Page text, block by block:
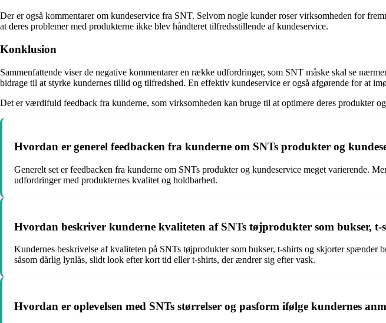
Der er også kommentarer om kundeservice fra SNT. Selvom nogle kunder roser virksomheden for
at deres problemer med produkterne ikke blev håndteret tilfredsstillende af kundeservice.
Konklusion
Sammenfattende viser de negative kommentarer en række udfordringer, som SNT måske skal se
bidrage til at styrke kundernes tillid og tilfredshed. En effektiv kundeservice er også afgørende for at
Det er værdifuld feedback fra kunderne, som virksomheden kan bruge til at optimere deres produkter
Hvordan er generel feedbacken fra kunderne om SNTs produkter og
Generelt set er feedbacken fra kunderne om SNTs produkter og kundeservice meget varierende.
udfordringer med produkternes kvalitet og holdbarhed.
Hvordan beskriver kunderne kvaliteten af SNTs tøjprodukter som bukser, t-
Kundernes beskrivelse af kvaliteten på SNTs tøjprodukter som bukser, t-shirts og skjorter
såsom dårlig lynlås, slidt look efter kort tid eller t-shirts, der ændrer sig efter vask.
Hvordan er oplevelsen med SNTs størrelser og pasform ifølge kundernes